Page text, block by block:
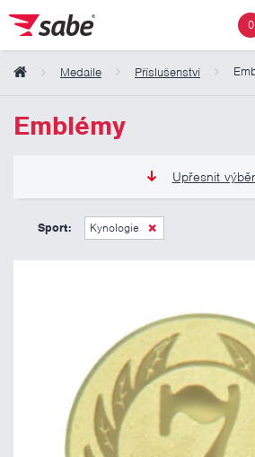
0
Medaile Příslušenství
Emblémy
Upřesnit výběr
6 Kč
Sport: Kynologie
Obsah košíku